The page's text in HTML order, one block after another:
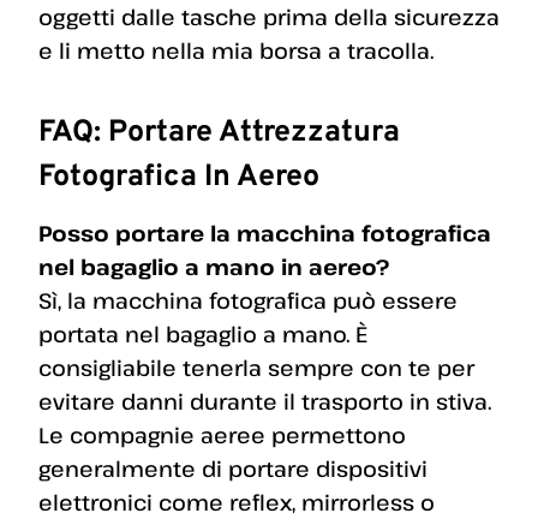
oggetti dalle tasche prima della sicurezza
e li metto nella mia borsa a tracolla.
FAQ: Portare Attrezzatura
Fotografica In Aereo
Posso portare la macchina fotografica
nel bagaglio a mano in aereo?
Sì, la macchina fotografica può essere
portata nel bagaglio a mano. È
consigliabile tenerla sempre con te per
evitare danni durante il trasporto in stiva.
Le compagnie aeree permettono
generalmente di portare dispositivi
elettronici come reflex, mirrorless o